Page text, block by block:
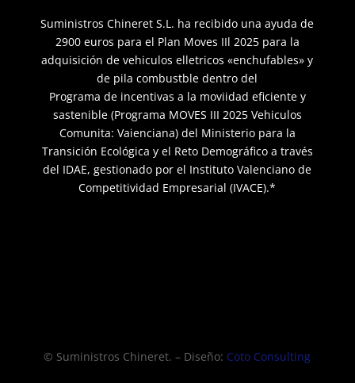
Suministros Chineret S.L. ha recibido una ayuda de
2900 euros para el Plan Moves IIl 2025 para la
adquisición de vehiculos elletricos «enchufables» y
de pila combustble dentro del
Programa de incentivas a la moviidad eficiente y
sastenible (Programa MOVES III 2025 Vehiculos
Comunita: Vaienciana) del Ministerio para la
Transición Ecológica y el Reto Demográfico a través
del IDAE, gestionado por el Instituto Valenciano de
Competitividad Empresarial (IVACE).*
© Suministros Chineret. – Diseño: Coto Consulting